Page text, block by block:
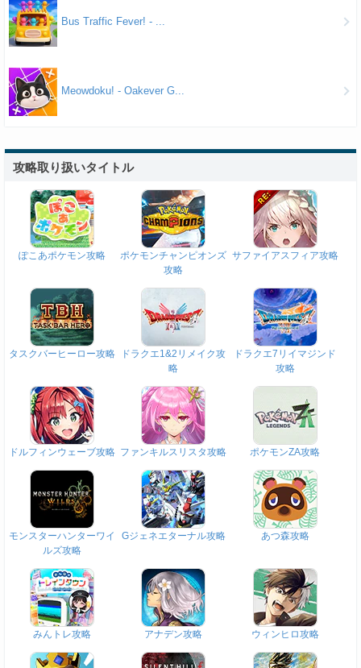
Bus Traffic Fever! - ...
Meowdoku! - Oakever G...
攻略取り扱いタイトル
ぽこあポケモン攻略
ポケモンチャンピオンズ
攻略
サファイアスフィア攻略
タスクバーヒーロー攻略
ドラクエ1&2リメイク攻
略
ドラクエ7リイマジンド
攻略
ドルフィンウェーブ攻略 ファンキルスリスタ攻略 ポケモンZA攻略
モンスターハンターワイ
ルズ攻略
Gジェネエターナル攻略 あつ森攻略
みんトレ攻略 アナデン攻略 ウィンヒロ攻略